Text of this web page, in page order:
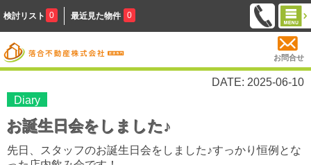
検討リスト 0 最近見た物件 0
お問合せ
DATE: 2025-06-10
Diary
お誕生日会をしました♪
先日、スタッフのお誕生日会をしました♪すっかり恒例とな